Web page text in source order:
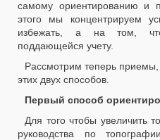
самому ориентированию и
этого мы концентрируем
избежать, а на том,
поддающейся учету.
Рассмотрим теперь
этих двух способов.
Первый способ
Для того чтобы увеличить
руководства по